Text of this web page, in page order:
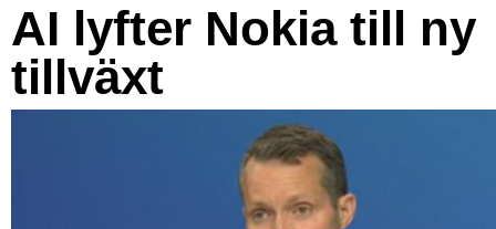
AI lyfter Nokia till ny
tillväxt